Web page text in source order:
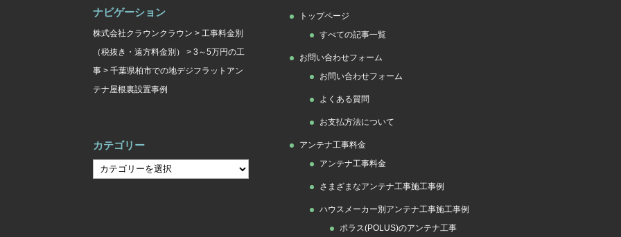
ナビゲーション
株式会社クラウンクラウン > 工事料金別
（税抜き・遠方料金別）
>3～5万円の工
事 >千葉県柏市での地デジフラットアン
テナ屋根裏設置事例
カテゴリー
カ
トップページ
すべての記事一覧
お問い合わせフォーム
お問い合わせフォーム
よくある質問
お支払方法について
アンテナ工事料金
アンテナ工事料金
さまざまなアンテナ工事施工事例
ハウスメーカー別アンテナ工事施工事例
ポラス(POLUS)のアンテナ工事